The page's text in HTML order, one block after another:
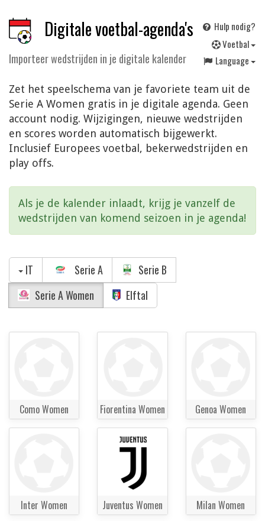
Digitale voetbal-agenda's
Importeer wedstrijden in je digitale kalender
Hulp nodig?
Voetbal
Language
Zet het speelschema van je favoriete team uit de
Serie A Women gratis in je digitale agenda. Geen
account nodig. Wijzigingen, nieuwe wedstrijden
en scores worden automatisch bijgewerkt.
Inclusief Europees voetbal, bekerwedstrijden en
play offs.
Als je de kalender inlaadt, krijg je vanzelf de
wedstrijden van komend seizoen in je agenda!
IT Serie A
Serie B
Serie A Women
Elftal
Como Women Fiorentina Women Genoa Women
Inter Women Juventus Women Milan Women